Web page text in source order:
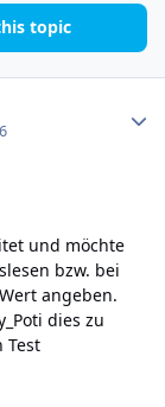
topic
und möchte
bzw. bei
angeben.
dies zu
Test